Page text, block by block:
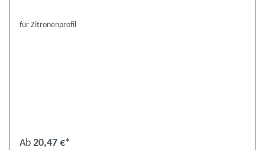
für Zitronenprofil
Ab 20,47 €*